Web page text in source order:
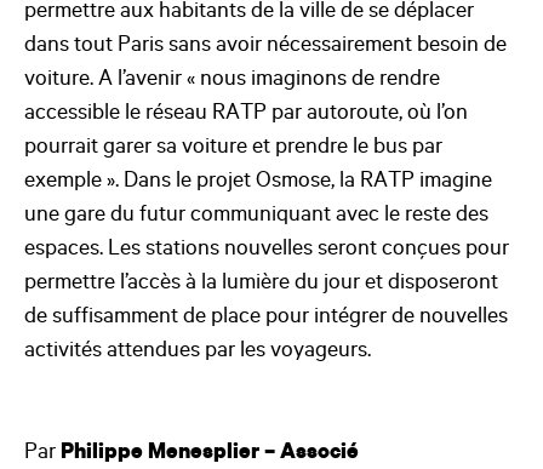
permettre aux habitants de la ville de se déplacer
dans tout Paris sans avoir nécessairement besoin de
voiture. A l’avenir « nous imaginons de rendre
accessible le réseau RATP par autoroute, où l’on
pourrait garer sa voiture et prendre le bus par
exemple ». Dans le projet Osmose, la RATP imagine
une gare du futur communiquant avec le reste des
espaces. Les stations nouvelles seront conçues pour
permettre l’accès à la lumière du jour et disposeront
de suffisamment de place pour intégrer de nouvelles
activités attendues par les voyageurs.
Par Philippe Menesplier – Associé